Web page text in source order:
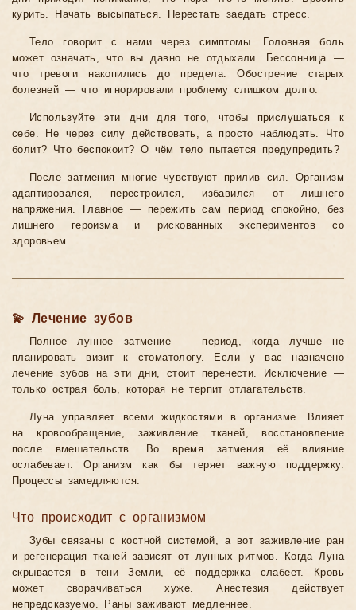
курить. Начать высыпаться. Перестать заедать стресс.
Тело говорит с нами через симптомы. Головная боль
может означать, что вы давно не отдыхали. Бессонница —
что тревоги накопились до предела. Обострение старых
болезней — что игнорировали проблему слишком долго.
Используйте эти дни для того, чтобы прислушаться к
себе. Не через силу действовать, а просто наблюдать. Что
болит? Что беспокоит? О чём тело пытается предупредить?
После затмения многие чувствуют прилив сил. Организм
адаптировался, перестроился, избавился от лишнего
напряжения. Главное — пережить сам период спокойно, без
лишнего героизма и рискованных экспериментов со
здоровьем.
💫 Лечение зубов
Полное лунное затмение — период, когда лучше не
планировать визит к стоматологу. Если у вас назначено
лечение зубов на эти дни, стоит перенести. Исключение —
только острая боль, которая не терпит отлагательств.
Луна управляет всеми жидкостями в организме. Влияет
на кровообращение, заживление тканей, восстановление
после вмешательств. Во время затмения её влияние
ослабевает. Организм как бы теряет важную поддержку.
Процессы замедляются.
Что происходит с организмом
Зубы связаны с костной системой, а вот заживление ран
и регенерация тканей зависят от лунных ритмов. Когда Луна
скрывается в тени Земли, её поддержка слабеет. Кровь
может сворачиваться хуже. Анестезия действует
непредсказуемо. Раны заживают медленнее.